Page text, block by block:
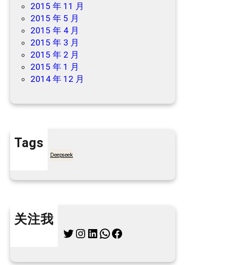
2015 年 11 月
2015 年 5 月
2015 年 4 月
2015 年 3 月
2015 年 2 月
2015 年 1 月
2014 年 12 月
Tags
Deepseek
关注我
Twitter Instagram LinkedIn WhatsApp Facebook